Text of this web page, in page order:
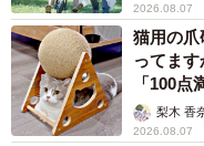
入すると、地方在住者
（2）物価高騰を招く
走行距離課税を全車に
2026.08.07
猫用の
ってま
「100点
梨木 香
2026.08.07